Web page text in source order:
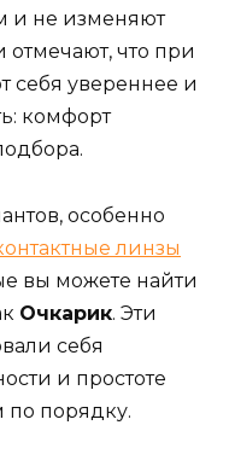
и не изменяют
что при
себя увереннее и
комфорт
особенно
линзы
вы можете найти
Очкарик. Эти
себя
и простоте
по порядку.